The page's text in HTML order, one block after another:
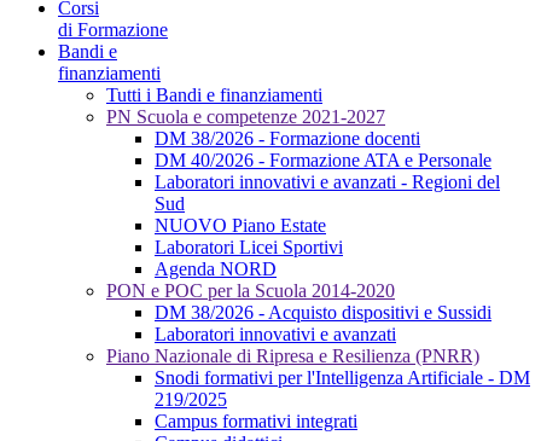
Corsi
di Formazione
Bandi e
finanziamenti
Tutti i Bandi e finanziamenti
PN Scuola e competenze 2021-2027
DM 38/2026 - Formazione docenti
DM 40/2026 - Formazione ATA e Personale
Laboratori innovativi e avanzati - Regioni del
Sud
NUOVO Piano Estate
Laboratori Licei Sportivi
Agenda NORD
PON e POC per la Scuola 2014-2020
DM 38/2026 - Acquisto dispositivi e Sussidi
Laboratori innovativi e avanzati
Piano Nazionale di Ripresa e Resilienza (PNRR)
Snodi formativi per l'Intelligenza Artificiale - DM
219/2025
Campus formativi integrati